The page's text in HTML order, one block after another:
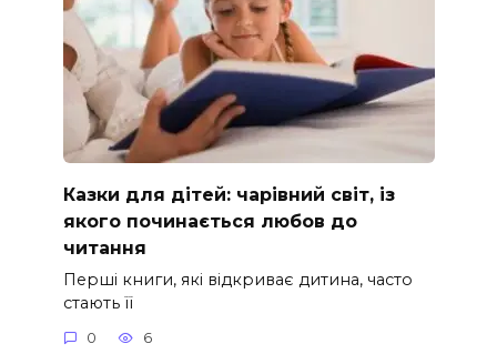
Казки для дітей: чарівний світ, із
якого починається любов до
читання
Перші книги, які відкриває дитина, часто
стають її
0 6